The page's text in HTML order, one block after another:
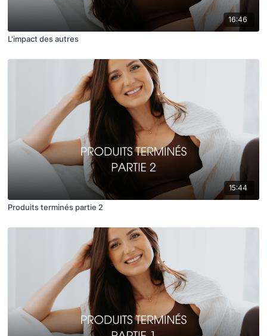
16:46
L'impact des autres
15:44
Produits terminés partie 2